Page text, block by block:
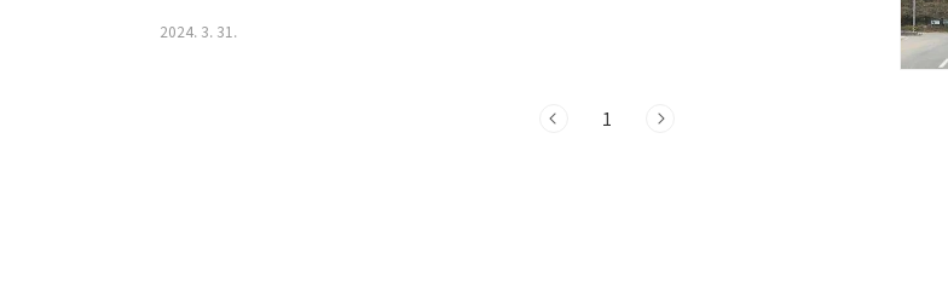
휴양림,산림욕장 성주봉자연휴양림은 경북 상주시에 위치한 휴양림으로, 2001년 6월 29일 개장
2024. 3. 31.
1